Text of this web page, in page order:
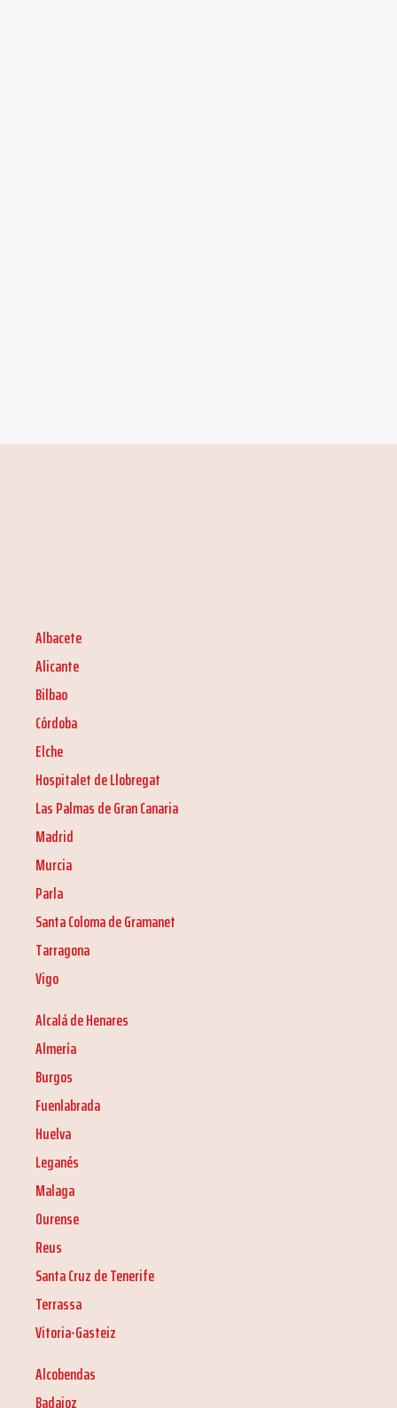
Albacete
Alicante
Bilbao
Córdoba
Elche
Hospitalet de Llobregat
Las Palmas de Gran Canaria
Madrid
Murcia
Parla
Santa Coloma de Gramanet
Tarragona
Vigo
Alcalá de Henares
Almería
Burgos
Fuenlabrada
Huelva
Leganés
Malaga
Ourense
Reus
Santa Cruz de Tenerife
Terrassa
Vitoria-Gasteiz
Alcobendas
Badajoz